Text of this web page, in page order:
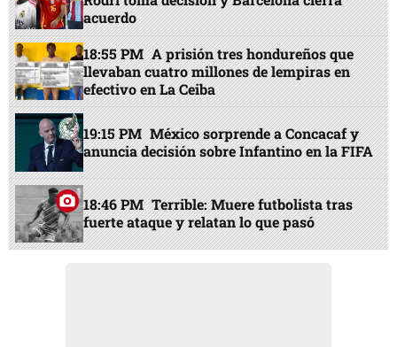
acuerdo
18:55 PM A prisión tres hondureños que
llevaban cuatro millones de lempiras en
efectivo en La Ceiba
19:15 PM México sorprende a Concacaf y
anuncia decisión sobre Infantino en la FIFA
18:46 PM Terrible: Muere futbolista tras
fuerte ataque y relatan lo que pasó